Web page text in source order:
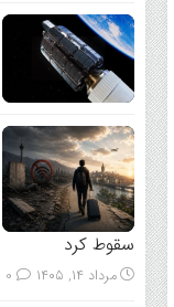
سقوط کرد
مرداد ۱۴, ۱۴۰۵